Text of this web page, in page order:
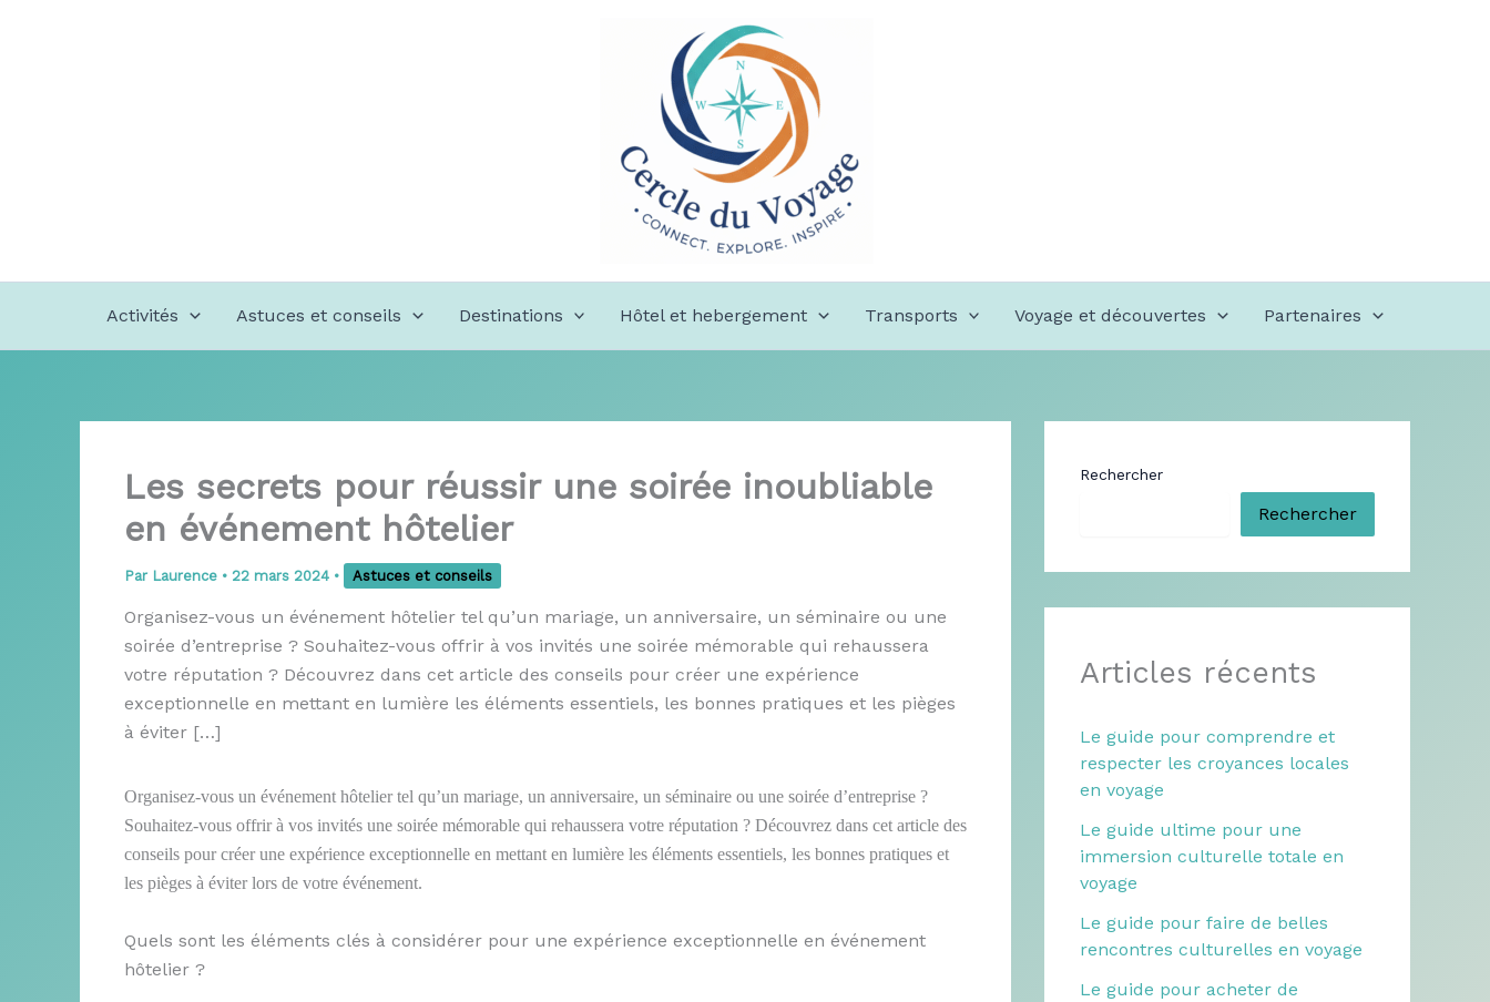
Activités Astuces et conseils Destinations Hôtel et hebergement Transports Voyage et découvertes Partenaires
Les secrets pour réussir une soirée inoubliable
en événement hôtelier
Par Laurence • 22 mars 2024 • Astuces et conseils
Organisez-vous un événement hôtelier tel qu’un mariage, un anniversaire, un séminaire ou une
soirée d’entreprise ? Souhaitez-vous offrir à vos invités une soirée mémorable qui rehaussera
votre réputation ? Découvrez dans cet article des conseils pour créer une expérience
exceptionnelle en mettant en lumière les éléments essentiels, les bonnes pratiques et les pièges
à éviter […]
Organisez-vous un événement hôtelier tel qu’un mariage, un anniversaire, un séminaire ou une soirée d’entreprise ?
Souhaitez-vous offrir à vos invités une soirée mémorable qui rehaussera votre réputation ? Découvrez dans cet article des
conseils pour créer une expérience exceptionnelle en mettant en lumière les éléments essentiels, les bonnes pratiques et
les pièges à éviter lors de votre événement.
Quels sont les éléments clés à considérer pour une expérience exceptionnelle en événement
hôtelier ?
Rechercher
Rechercher
Articles récents
Le guide pour comprendre et
respecter les croyances locales
en voyage
Le guide ultime pour une
immersion culturelle totale en
voyage
Le guide pour faire de belles
rencontres culturelles en voyage
Le guide pour acheter de